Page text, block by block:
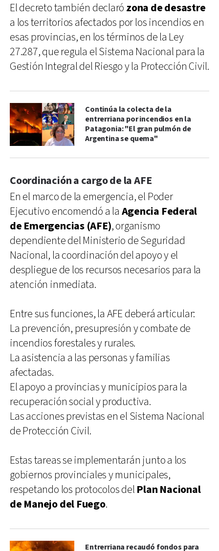
El decreto también declaró zona de desastre
a los territorios afectados por los incendios en
esas provincias, en los términos de la Ley
27.287, que regula el Sistema Nacional para la
Gestión Integral del Riesgo y la Protección Civil.
Continúa la colecta de la
entrerriana por incendios en la
Patagonia: "El gran pulmón de
Argentina se quema"
Coordinación a cargo de la AFE
En el marco de la emergencia, el Poder
Ejecutivo encomendó a la Agencia Federal
de Emergencias (AFE), organismo
dependiente del Ministerio de Seguridad
Nacional, la coordinación del apoyo y el
despliegue de los recursos necesarios para la
atención inmediata.
Entre sus funciones, la AFE deberá articular:
La prevención, presupresión y combate de
incendios forestales y rurales.
La asistencia a las personas y familias
afectadas.
El apoyo a provincias y municipios para la
recuperación social y productiva.
Las acciones previstas en el Sistema Nacional
de Protección Civil.
Estas tareas se implementarán junto a los
gobiernos provinciales y municipales,
respetando los protocolos del Plan Nacional
de Manejo del Fuego.
Entrerriana recaudó fondos para